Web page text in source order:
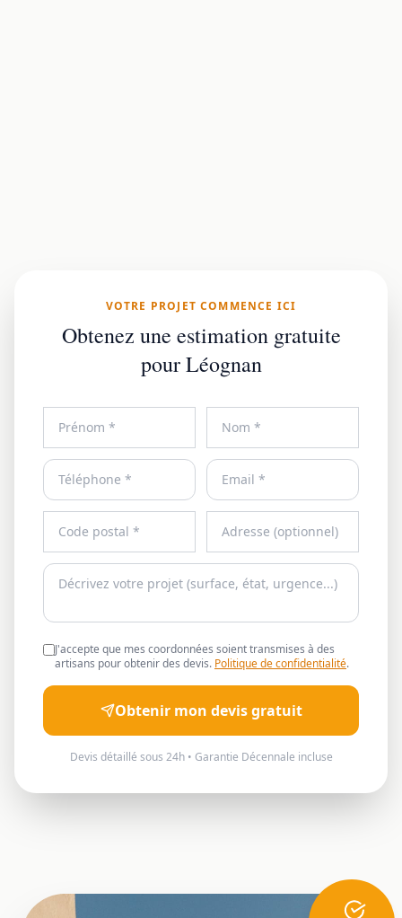
VOTRE PROJET COMMENCE ICI
Obtenez une estimation gratuite
pour Léognan
J'accepte que mes coordonnées soient transmises à des
artisans pour obtenir des devis. Politique de confidentialité.
Obtenir mon devis gratuit
Devis détaillé sous 24h • Garantie Décennale incluse